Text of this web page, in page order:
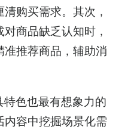
购买需求。其次，
商品缺乏认知时，
推荐商品，辅助消
色也最有想象力的
容中挖掘场景化需